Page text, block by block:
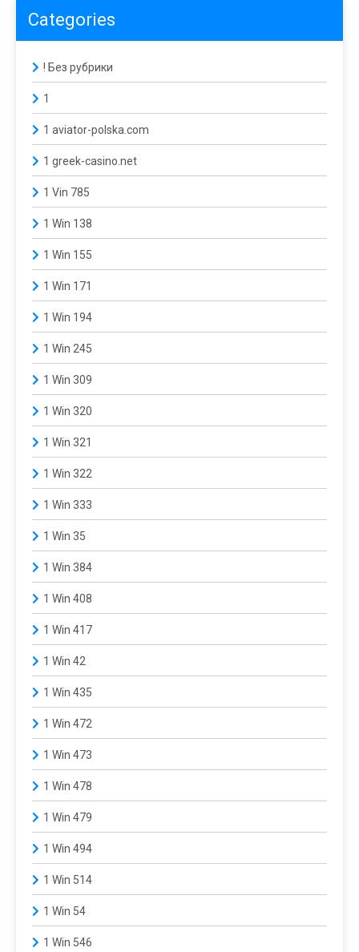
Categories
! Без рубрики
1
1 aviator-polska.com
1 greek-casino.net
1 Vin 785
1 Win 138
1 Win 155
1 Win 171
1 Win 194
1 Win 245
1 Win 309
1 Win 320
1 Win 321
1 Win 322
1 Win 333
1 Win 35
1 Win 384
1 Win 408
1 Win 417
1 Win 42
1 Win 435
1 Win 472
1 Win 473
1 Win 478
1 Win 479
1 Win 494
1 Win 514
1 Win 54
1 Win 546